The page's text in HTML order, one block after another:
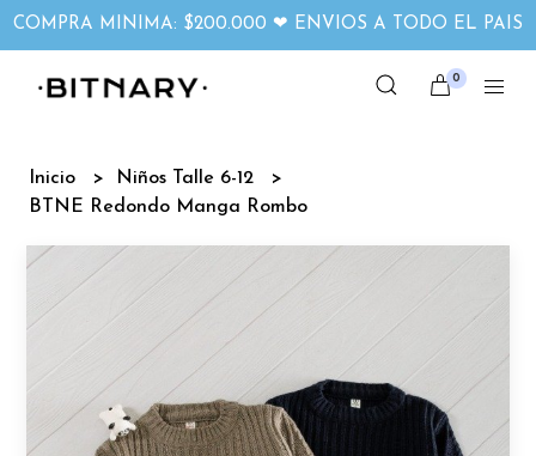
COMPRA MINIMA: $200.000 ❤ ENVIOS A TODO EL PAIS
0
Inicio
Niños Talle 6-12
BTNE Redondo Manga Rombo